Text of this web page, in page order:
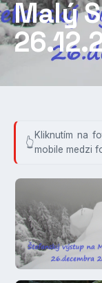
Malý
Kliknutím na
mobile medzi